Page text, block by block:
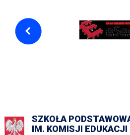
SZKOŁA
IM. KOMISJI EDUKACJI